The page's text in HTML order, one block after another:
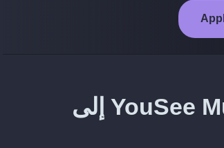
طريقة نقل الفنانين الذين تتابعهم من YouSee Musik إلى